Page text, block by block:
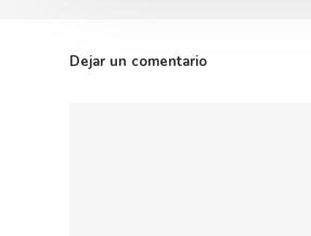
Dejar un comentario